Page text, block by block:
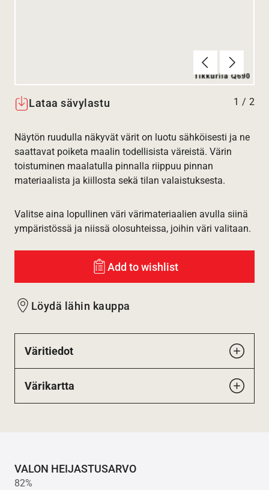
Edellinen
Lataa sävylastu 1 / 2
Näytön ruudulla näkyvät värit on luotu sähköisesti ja ne
saattavat poiketa maalin todellisista väreistä. Värin
toistuminen maalatulla pinnalla riippuu pinnan
materiaalista ja kiillosta sekä tilan valaistuksesta.
Valitse aina lopullinen väri värimateriaalien avulla siinä
ympäristössä ja niissä olosuhteissa, joihin väri valitaan.
Add to wishlist
Löydä lähin kauppa
Väritiedot
Värikartta
VALON HEIJASTUSARVO
82%